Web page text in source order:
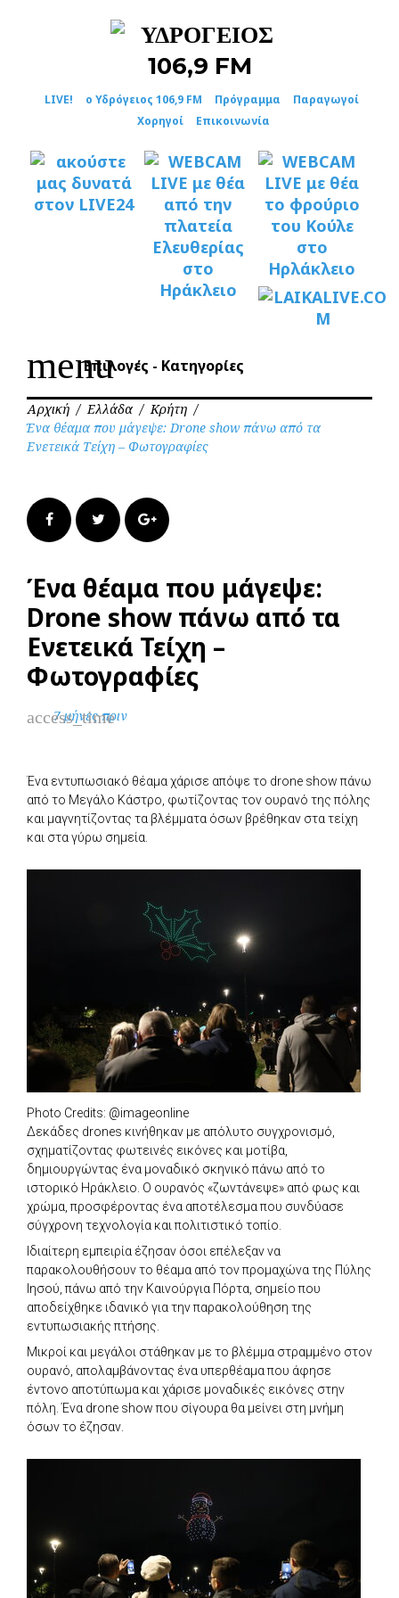
LIVE! ο Υδρόγειος 106,9 FM Πρόγραμμα
Παραγωγοί
Χορηγοί
Επικοινωνία
menuΕπιλογές - Κατηγορίες
Αρχική / Ελλάδα / Κρήτη /
Ένα θέαμα που μάγεψε: Drone show πάνω από τα
Ενετεικά Τείχη – Φωτογραφίες
FacebookTwitter Google+
Ένα θέαμα που μάγεψε:
Drone show πάνω από τα
Ενετεικά Τείχη –
Φωτογραφίες
access_time
7 μήνες πριν
Ένα εντυπωσιακό θέαμα χάρισε απόψε το drone show πάνω
από το Μεγάλο Κάστρο, φωτίζοντας τον ουρανό της πόλης
και μαγνητίζοντας τα βλέμματα όσων βρέθηκαν στα τείχη
και στα γύρω σημεία.
Photo Credits: @imageonline
Δεκάδες drones κινήθηκαν με απόλυτο συγχρονισμό,
σχηματίζοντας φωτεινές εικόνες και μοτίβα,
δημιουργώντας ένα μοναδικό σκηνικό πάνω από το
ιστορικό Ηράκλειο. Ο ουρανός «ζωντάνεψε» από φως και
χρώμα, προσφέροντας ένα αποτέλεσμα που συνδύασε
σύγχρονη τεχνολογία και πολιτιστικό τοπίο.
Ιδιαίτερη εμπειρία έζησαν όσοι επέλεξαν να
παρακολουθήσουν το θέαμα από τον προμαχώνα της Πύλης
Ιησού, πάνω από την Καινούργια Πόρτα, σημείο που
αποδείχθηκε ιδανικό για την παρακολούθηση της
εντυπωσιακής πτήσης.
Μικροί και μεγάλοι στάθηκαν με το βλέμμα στραμμένο στον
ουρανό, απολαμβάνοντας ένα υπερθέαμα που άφησε
έντονο αποτύπωμα και χάρισε μοναδικές εικόνες στην
πόλη. Ένα drone show που σίγουρα θα μείνει στη μνήμη
όσων το έζησαν.